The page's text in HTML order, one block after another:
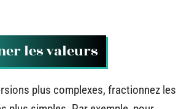
les valeurs
plus complexes, fractionnez les